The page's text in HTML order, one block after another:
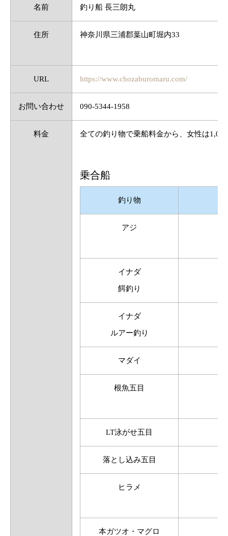
名前 釣り船 長三朗丸
住所 神奈川県三浦郡葉山町堀内33
URL https://www.chozaburomaru.com/
お問い合わせ 090-5344-1958
料金 全ての釣り物で乗船料金から、女性は
乗合船
釣り物
アジ
イナダ
餌釣り
イナダ
ルアー釣り
マダイ
根魚五目
LT泳がせ五目
落とし込み五目
ヒラメ
本ガツオ・マグロ